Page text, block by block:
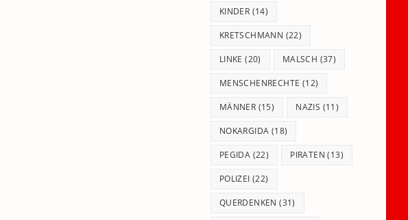
KINDER (14)
KRETSCHMANN (22)
LINKE (20) MALSCH (37)
MENSCHENRECHTE (12)
MÄNNER (15) NAZIS (11)
NOKARGIDA (18)
PEGIDA (22) PIRATEN (13)
POLIZEI (22)
QUERDENKEN (31)